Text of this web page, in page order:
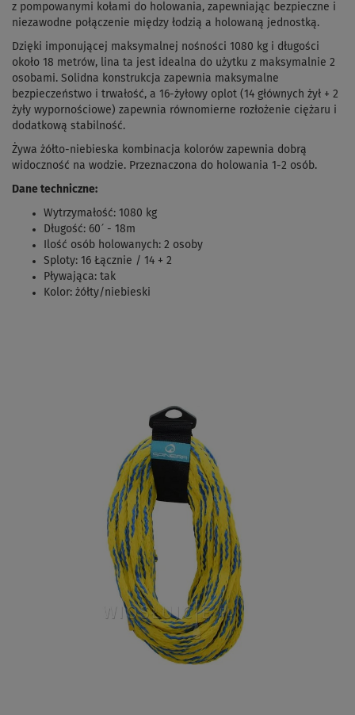
z pompowanymi kołami do holowania, zapewniając bezpieczne i
niezawodne połączenie między łodzią a holowaną jednostką.
Dzięki imponującej maksymalnej nośności 1080 kg i długości
około 18 metrów, lina ta jest idealna do użytku z maksymalnie 2
osobami. Solidna konstrukcja zapewnia maksymalne
bezpieczeństwo i trwałość, a 16-żyłowy oplot (14 głównych żył + 2
żyły wypornościowe) zapewnia równomierne rozłożenie ciężaru i
dodatkową stabilność.
Żywa żółto-niebieska kombinacja kolorów zapewnia dobrą
widoczność na wodzie. Przeznaczona do holowania 1-2 osób.
Dane techniczne:
Wytrzymałość: 1080 kg
Długość: 60´ - 18m
Ilość osób holowanych: 2 osoby
Sploty: 16 Łącznie / 14 + 2
Pływająca: tak
Kolor: żółty/niebieski